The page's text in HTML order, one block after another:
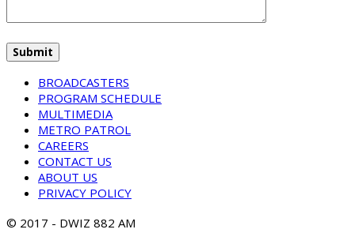
BROADCASTERS
PROGRAM SCHEDULE
MULTIMEDIA
METRO PATROL
CAREERS
CONTACT US
ABOUT US
PRIVACY POLICY
© 2017 - DWIZ 882 AM